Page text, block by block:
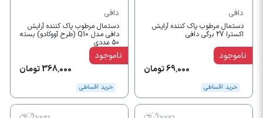
دافی
دستمال مرطوب پاک کننده آرایش
اکسترا 27 برگی دافی
69,000 تومان
خرید اقساطی
ناموجود
دافی
دستمال مرطوب پاک کننده آرایش
دافی مدل Q10 (طرح آووکادو) بسته
۵۰ عددی
368,000 تومان
خرید اقساطی
ناموجود